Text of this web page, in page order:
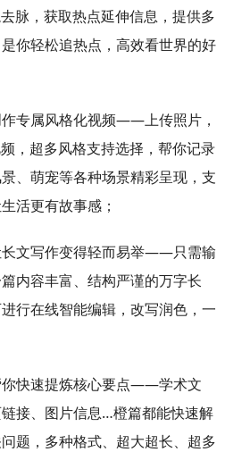
脉，获取热点延伸信息，提供多
你轻松追热点，高效看世界的好
作专属风格化视频——上传照片，
，超多风格支持选择，帮你记录
、萌宠等各种场景精彩呈现，支
活更有故事感；
长文写作变得轻而易举——只需输
内容丰富、结构严谨的万字长
行在线智能编辑，改写润色，一
你快速提炼核心要点——学术文
接、图片信息…橙篇都能快速解
题，多种格式、超大超长、超多